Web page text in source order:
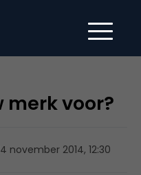
voor?
november 2014, 12:30